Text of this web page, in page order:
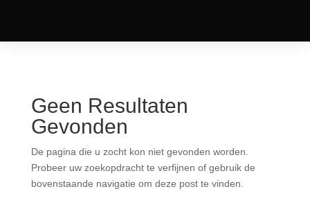
Geen Resultaten
Gevonden
De pagina die u zocht kon niet gevonden worden.
Probeer uw zoekopdracht te verfijnen of gebruik de
bovenstaande navigatie om deze post te vinden.